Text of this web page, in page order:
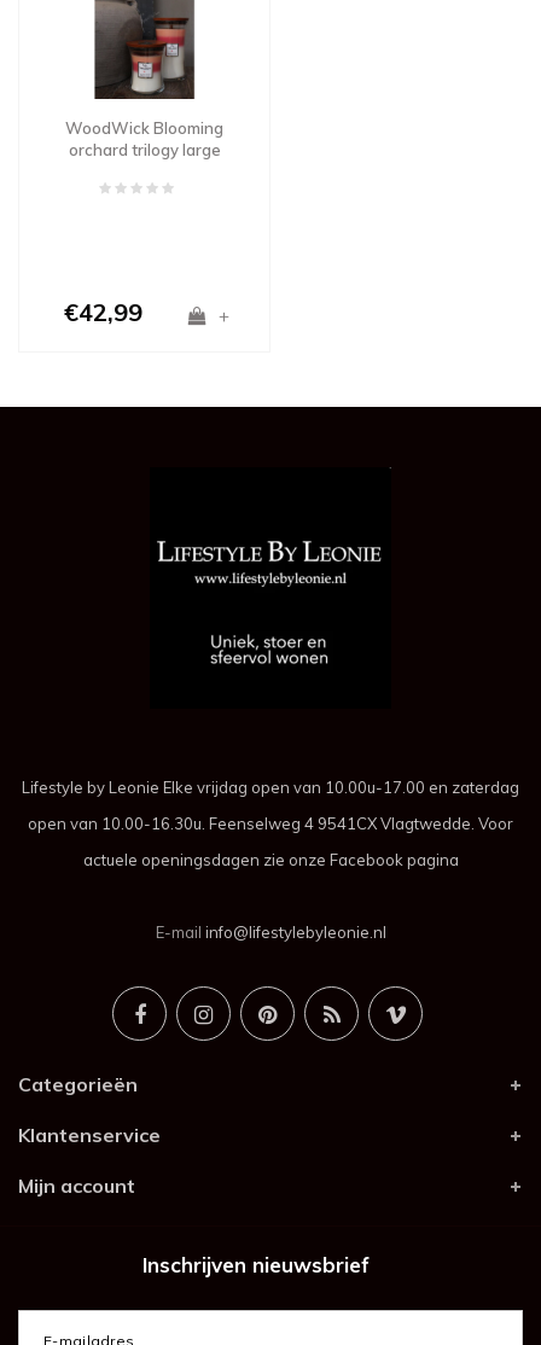
WoodWick Blooming
orchard trilogy large
€42,99 +
Lifestyle by Leonie Elke vrijdag open van 10.00u-17.00 en zaterdag
open van 10.00-16.30u. Feenselweg 4 9541CX Vlagtwedde. Voor
actuele openingsdagen zie onze Facebook pagina
E-mail info@lifestylebyleonie.nl
Categorieën
Klantenservice
Mijn account
Inschrijven nieuwsbrief